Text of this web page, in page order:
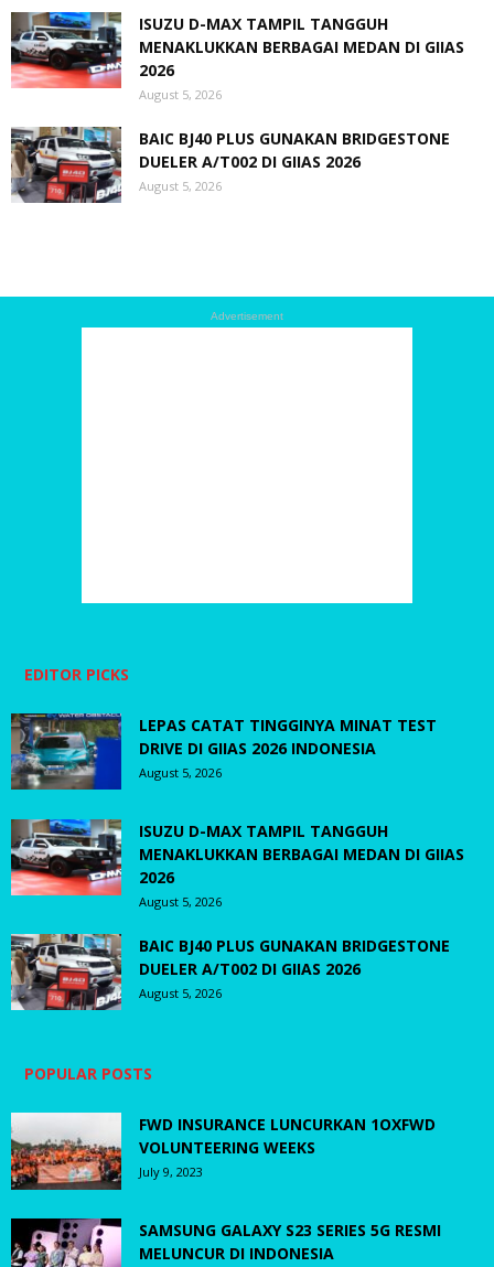
ISUZU D-MAX TAMPIL TANGGUH
MENAKLUKKAN BERBAGAI MEDAN DI GIIAS
2026
August 5, 2026
BAIC BJ40 PLUS GUNAKAN BRIDGESTONE
DUELER A/T002 DI GIIAS 2026
August 5, 2026
Advertisement
EDITOR PICKS
LEPAS CATAT TINGGINYA MINAT TEST
DRIVE DI GIIAS 2026 INDONESIA
August 5, 2026
ISUZU D-MAX TAMPIL TANGGUH
MENAKLUKKAN BERBAGAI MEDAN DI GIIAS
2026
August 5, 2026
BAIC BJ40 PLUS GUNAKAN BRIDGESTONE
DUELER A/T002 DI GIIAS 2026
August 5, 2026
POPULAR POSTS
FWD INSURANCE LUNCURKAN 1OXFWD
VOLUNTEERING WEEKS
July 9, 2023
SAMSUNG GALAXY S23 SERIES 5G RESMI
MELUNCUR DI INDONESIA